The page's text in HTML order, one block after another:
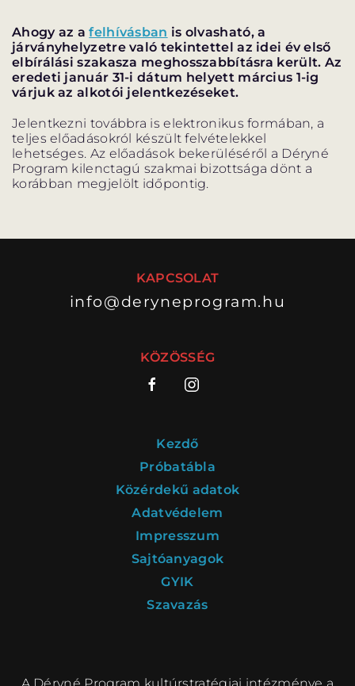
VÁNDORSZÍNHÁZ DÉRYNÉ TÁRSULAT
KÖZREMŰKÖDŐK:
STÁB
ELŐADÁSOK
ELŐADÁSOK LISTÁJA
NAPTÁR
HÍREK
Ahogy az afelhívásban is olvasható, a
járványhelyzetre való tekintettel az idei év első
elbírálási szakasza meghosszabbításra került. Az
eredeti január 31-i dátum helyett március 1-ig
várjuk az alkotói jelentkezéseket.
Jelentkezni továbbra is elektronikus formában, a
teljes előadásokról készült felvételekkel
lehetséges. Az előadások bekerüléséről a Déryné
Program kilenctagú szakmai bizottsága dönt a
korábban megjelölt időpontig.
KAPCSOLAT
info@deryneprogram.hu
KÖZÖSSÉG
Kezdő
Próbatábla
Közérdekű adatok
Adatvédelem
Impresszum
Sajtóanyagok
GYIK
Szavazás